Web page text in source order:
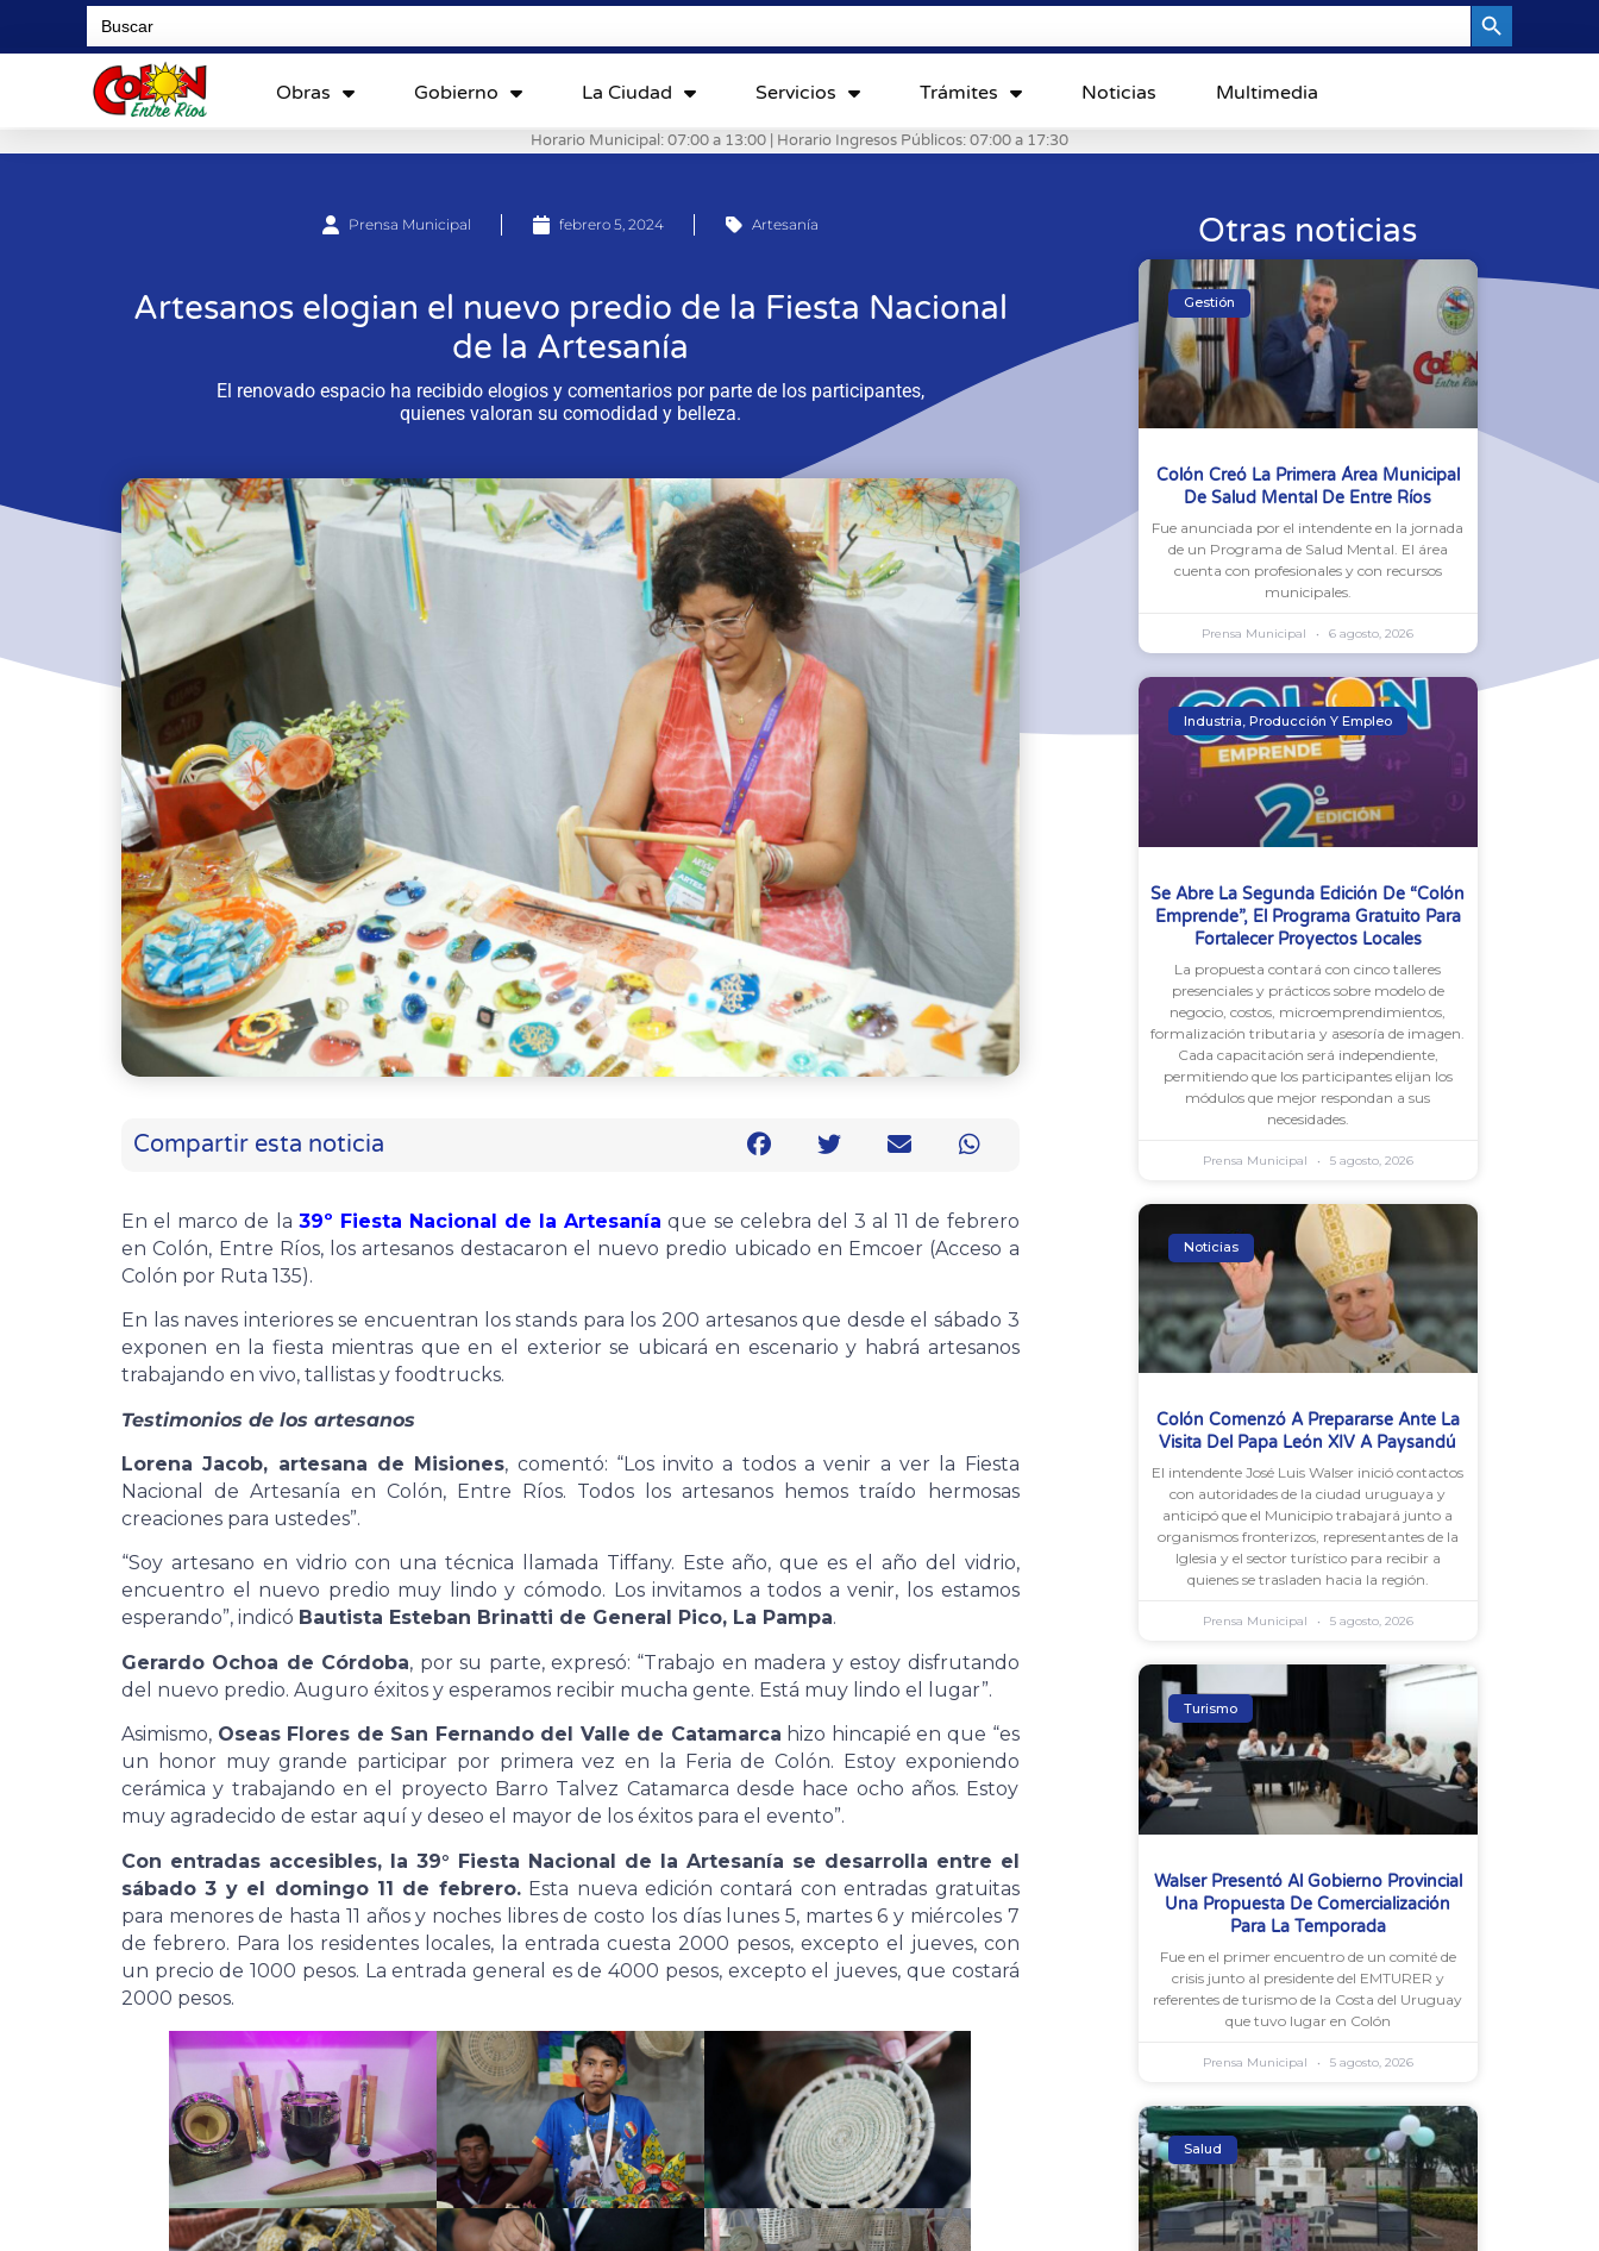
Search
for:
Obras Gobierno La Ciudad Servicios Trámites Noticias Multimedia
Horario Municipal: 07:00 a 13:00 | Horario Ingresos Públicos: 07:00 a 17:30
Prensa Municipal febrero 5, 2024 Artesanía
Artesanos elogian el nuevo predio de la Fiesta Nacional
de la Artesanía
El renovado espacio ha recibido elogios y comentarios por parte de los participantes,
quienes valoran su comodidad y belleza.
Compartir esta noticia
En el marco de la 39º Fiesta Nacional de la Artesanía que se celebra del 3 al 11 de febrero
en Colón, Entre Ríos, los artesanos destacaron el nuevo predio ubicado en Emcoer (Acceso a
Colón por Ruta 135).
En las naves interiores se encuentran los stands para los 200 artesanos que desde el sábado 3
exponen en la fiesta mientras que en el exterior se ubicará en escenario y habrá artesanos
trabajando en vivo, tallistas y foodtrucks.
Testimonios de los artesanos
Lorena Jacob, artesana de Misiones, comentó: “Los invito a todos a venir a ver la Fiesta
Nacional de Artesanía en Colón, Entre Ríos. Todos los artesanos hemos traído hermosas
creaciones para ustedes”.
“Soy artesano en vidrio con una técnica llamada Tiffany. Este año, que es el año del vidrio,
encuentro el nuevo predio muy lindo y cómodo. Los invitamos a todos a venir, los estamos
esperando”, indicó Bautista Esteban Brinatti de General Pico, La Pampa.
Gerardo Ochoa de Córdoba, por su parte, expresó: “Trabajo en madera y estoy disfrutando
del nuevo predio. Auguro éxitos y esperamos recibir mucha gente. Está muy lindo el lugar”.
Asimismo, Oseas Flores de San Fernando del Valle de Catamarca hizo hincapié en que “es
un honor muy grande participar por primera vez en la Feria de Colón. Estoy exponiendo
cerámica y trabajando en el proyecto Barro Talvez Catamarca desde hace ocho años. Estoy
muy agradecido de estar aquí y deseo el mayor de los éxitos para el evento”.
Con entradas accesibles, la 39° Fiesta Nacional de la Artesanía se desarrolla entre el
sábado 3 y el domingo 11 de febrero.Esta nueva edición contará con entradas gratuitas
para menores de hasta 11 años y noches libres de costo los días lunes 5, martes 6 y miércoles 7
de febrero. Para los residentes locales, la entrada cuesta 2000 pesos, excepto el jueves, con
un precio de 1000 pesos. La entrada general es de 4000 pesos, excepto el jueves, que costará
2000 pesos.
Otras noticias
Gestión
Colón Creó La Primera Área Municipal
De Salud Mental De Entre Ríos
Fue anunciada por el intendente en la jornada
de un Programa de Salud Mental. El área
cuenta con profesionales y con recursos
municipales.
Prensa Municipal 6 agosto, 2026
Industria, Producción Y Empleo
Se Abre La Segunda Edición De “Colón
Emprende”, El Programa Gratuito Para
Fortalecer Proyectos Locales
La propuesta contará con cinco talleres
presenciales y prácticos sobre modelo de
negocio, costos, microemprendimientos,
formalización tributaria y asesoría de imagen.
Cada capacitación será independiente,
permitiendo que los participantes elijan los
módulos que mejor respondan a sus
necesidades.
Prensa Municipal 5 agosto, 2026
Noticias
Colón Comenzó A Prepararse Ante La
Visita Del Papa León XIV A Paysandú
El intendente José Luis Walser inició contactos
con autoridades de la ciudad uruguaya y
anticipó que el Municipio trabajará junto a
organismos fronterizos, representantes de la
Iglesia y el sector turístico para recibir a
quienes se trasladen hacia la región.
Prensa Municipal 5 agosto, 2026
Turismo
Walser Presentó Al Gobierno Provincial
Una Propuesta De Comercialización
Para La Temporada
Fue en el primer encuentro de un comité de
crisis junto al presidente del EMTURER y
referentes de turismo de la Costa del Uruguay
que tuvo lugar en Colón
Prensa Municipal 5 agosto, 2026
Salud